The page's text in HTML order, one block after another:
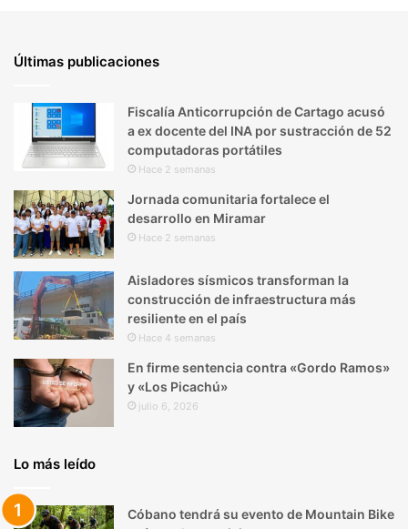
Últimas publicaciones
Fiscalía Anticorrupción de Cartago acusó
a ex docente del INA por sustracción de 52
computadoras portátiles
Hace 2 semanas
Jornada comunitaria fortalece el
desarrollo en Miramar
Hace 2 semanas
Aisladores sísmicos transforman la
construcción de infraestructura más
resiliente en el país
Hace 4 semanas
En firme sentencia contra «Gordo Ramos»
y «Los Picachú»
julio 6, 2026
Lo más leído
Cóbano tendrá su evento de Mountain Bike